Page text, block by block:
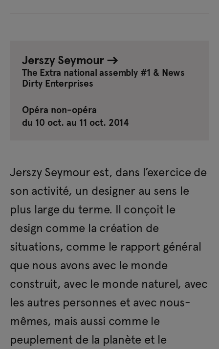
Jerszy Seymour
The Extra national assembly #1 & News
Dirty Enterprises
Opéra non-opéra
du 10 oct. au 11 oct. 2014
Jerszy Seymour est, dans l’exercice de
son activité, un designer au sens le
plus large du terme. Il conçoit le
design comme la création de
situations, comme le rapport général
que nous avons avec le monde
construit, avec le monde naturel, avec
les autres personnes et avec nous-
mêmes, mais aussi comme le
peuplement de la planète et le